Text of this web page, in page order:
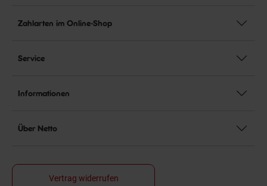
Zahlarten im Online-Shop
Service
Informationen
Über Netto
Vertrag widerrufen